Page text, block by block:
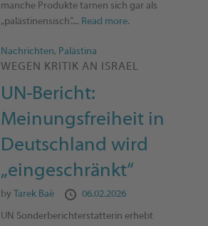
manche Produkte tarnen sich gar als
„palästinensisch”.... Read more.
Nachrichten, Palästina
WEGEN KRITIK AN ISRAEL
UN-Bericht:
Meinungsfreiheit in
Deutschland wird
„eingeschränkt“
by Tarek Baé 06.02.2026
UN Sonderberichterstatterin erhebt